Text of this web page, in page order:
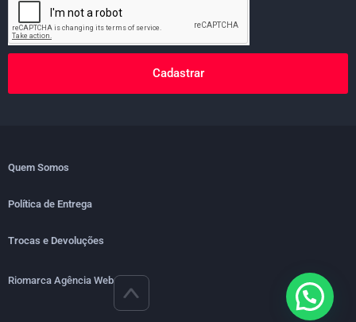
Cadastrar
Riomarca Agência Web
>
Quem Somos
Política de Entrega
Trocas e Devoluções